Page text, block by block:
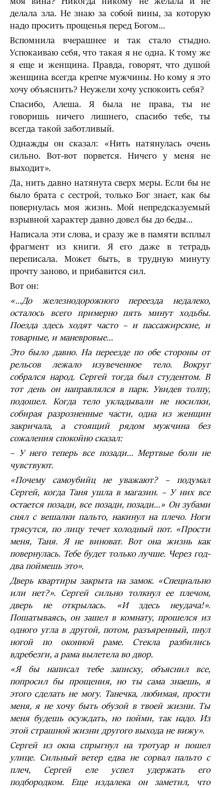
делала зла. Не знаю за собой вины, за которую
надо просить прощенья перед Богом…
Вспомнила вчерашнее и так стало стыдно.
Успокаиваю себя, что такая я не одна. К тому же
я еще и женщина. Правда, говорят, что душой
женщина всегда крепче мужчины. Но кому я это
хочу объяснить? Неужели хочу успокоить себя?
Спасибо, Алеша. Я была не права, ты не
говоришь ничего лишнего, спасибо тебе, ты
всегда такой заботливый.
Однажды он сказал: «Нить натянулась очень
сильно. Вот-вот порвется. Ничего у меня не
выходит».
Да, нить давно натянута сверх меры. Если бы не
было брата с сестрой, только Бог знает, как бы
повернулась моя жизнь. Мой непредсказуемый
взрывной характер давно довел бы до беды…
Написала эти слова, и сразу же в памяти всплыл
фрагмент из книги. Я его даже в тетрадь
переписала. Может быть, в трудную минуту
прочту заново, и прибавится сил.
Вот он:
«…До железнодорожного переезда недалеко,
осталось всего примерно пять минут ходьбы.
Поезда здесь ходят часто – и пассажирские, и
товарные, и маневровые…
Это было давно. На переезде по обе стороны от
рельсов лежало изувеченное тело. Вокруг
собрался народ. Сергей тогда был студентом. В
тот день он направлялся в парк. Увидев толпу,
подошел. Когда тело укладывали не носилки,
собирая разрозненные части, одна из женщин
закричала, а стоящий рядом мужчина без
сожаления спокойно сказал:
– У него теперь все позади… Мертвые боли не
чувствуют.
«Почему самоубийц не уважают? – подумал
Сергей, когда Таня ушла в магазин. – У них все
остается позади, все позади, позади…» Он зубами
снял с вешалки пальто, накинул на плечо. Ноги
трясутся, по лицу течет холодный пот. «Прости
меня, Таня. Я не виноват. Вот она жизнь как
повернулась. Тебе будет только лучше. Через год-
два поймешь это».
Дверь квартиры закрыта на замок. «Специально
или нет?». Сергей сильно толкнул ее плечом,
дверь не открылась. «И здесь неудача!».
Пошатываясь, он зашел в комнату, прошелся из
одного угла в другой, потом, разъяренный, пнул
ногой по оконной раме. Стекла разбились
вдребезги, а рама вылетела во двор.
«Я бы написал тебе записку, объяснил все,
попросил бы прощения, но ты сама знаешь, я
этого сделать не могу. Танечка, любимая, прости
меня, я не хочу быть обузой в твоей жизни. Ты
меня будешь осуждать, но пойми, так надо. Из
этой страшной жизни другого выхода не вижу».
Сергей из окна спрыгнул на тротуар и пошел
улице. Сильный ветер едва не сорвал пальто с
плеч, Сергей еле успел удержать его
подбородком. Еще издалека он заметил, что